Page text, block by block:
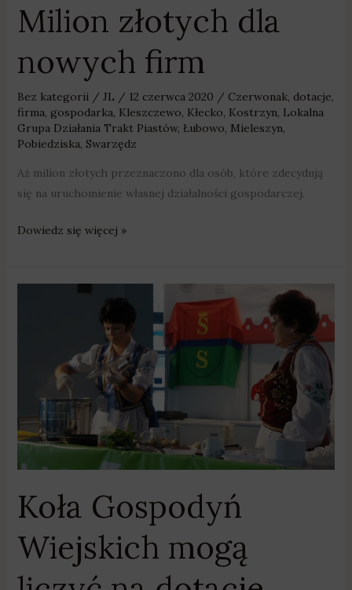
Milion złotych dla
nowych firm
Bez kategorii/ JL / 12 czerwca 2020 / Czerwonak, dotacje,
firma, gospodarka, Kleszczewo, Kłecko, Kostrzyn, Lokalna
Grupa Działania Trakt Piastów, Łubowo, Mieleszyn,
Pobiedziska, Swarzędz
Aż milion złotych przeznaczono dla osób, które zdecydują
się na uruchomienie własnej działalności gospodarczej.
Dowiedz się więcej »
Koła Gospodyń
Wiejskich mogą
dotacje